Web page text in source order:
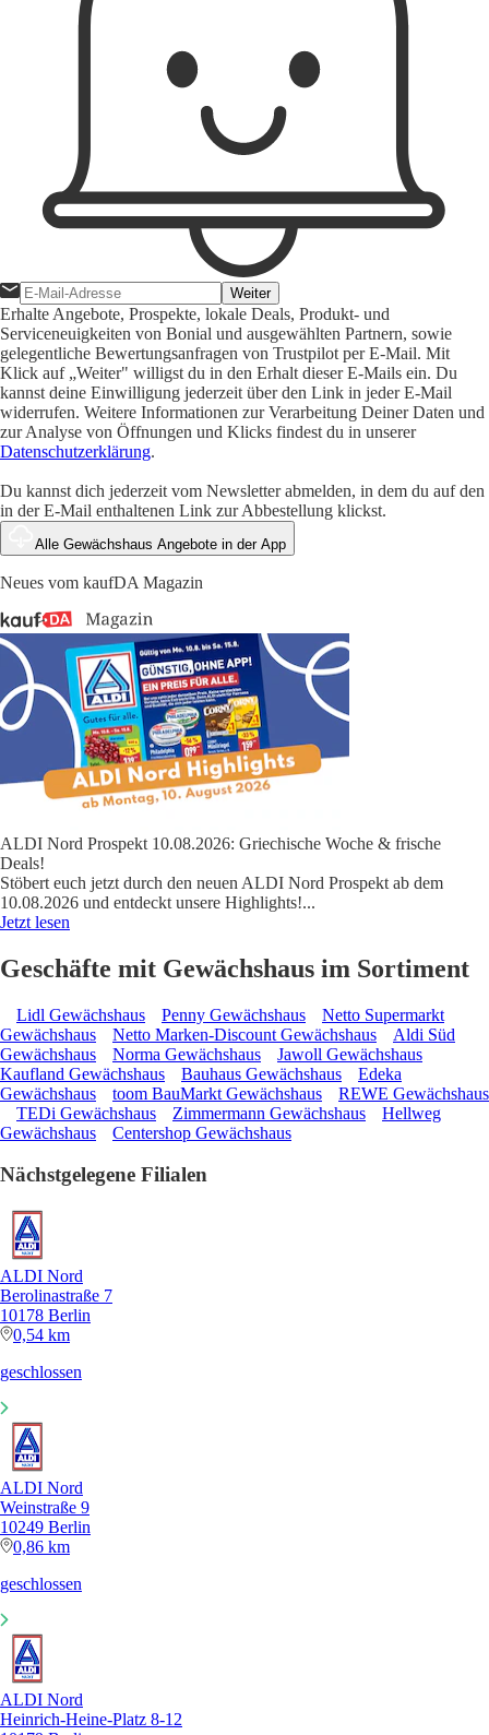
Weiter
Erhalte Angebote, Prospekte, lokale Deals, Produkt- und
Serviceneuigkeiten von Bonial und ausgewählten Partnern, sowie
gelegentliche Bewertungsanfragen von Trustpilot per E-Mail. Mit
Klick auf „Weiter" willigst du in den Erhalt dieser E-Mails ein. Du
kannst deine Einwilligung jederzeit über den Link in jeder E-Mail
widerrufen. Weitere Informationen zur Verarbeitung Deiner Daten und
zur Analyse von Öffnungen und Klicks findest du in unserer
Datenschutzerklärung.
Du kannst dich jederzeit vom Newsletter abmelden, in dem du auf den
in der E-Mail enthaltenen Link zur Abbestellung klickst.
Alle Gewächshaus Angebote in der App
Neues vom kaufDA Magazin
ALDI Nord Prospekt 10.08.2026: Griechische Woche & frische
Deals!
Stöbert euch jetzt durch den neuen ALDI Nord Prospekt ab dem
10.08.2026 und entdeckt unsere Highlights!...
Jetzt lesen
Geschäfte mit Gewächshaus im Sortiment
Lidl Gewächshaus Penny Gewächshaus
Netto Supermarkt
Gewächshaus
Netto Marken-Discount Gewächshaus
Aldi Süd
Gewächshaus
Norma Gewächshaus
Jawoll Gewächshaus
Kaufland Gewächshaus
Bauhaus Gewächshaus
Edeka
Gewächshaus
toom BauMarkt Gewächshaus
REWE Gewächshaus
TEDi Gewächshaus
Zimmermann Gewächshaus
Hellweg
Gewächshaus
Centershop Gewächshaus
Nächstgelegene Filialen
ALDI Nord
Berolinastraße 7
10178 Berlin
0,54 km
geschlossen
ALDI Nord
Weinstraße 9
10249 Berlin
0,86 km
geschlossen
ALDI Nord
Heinrich-Heine-Platz 8-12